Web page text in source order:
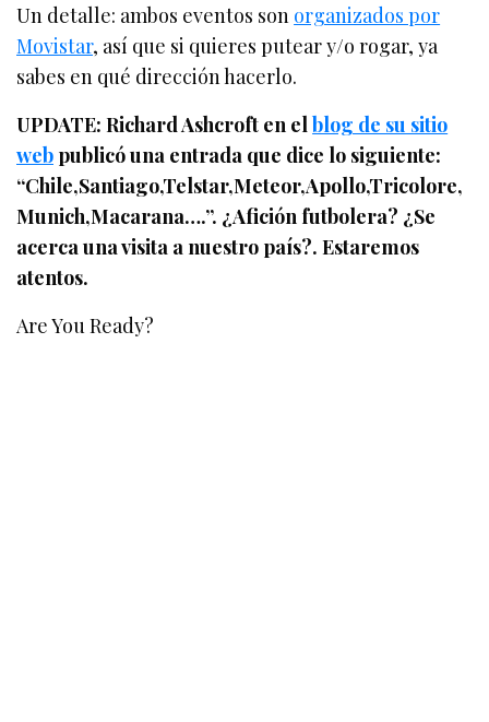
Un detalle: ambos eventos son organizados por
Movistar, así que si quieres putear y/o rogar, ya
sabes en qué dirección hacerlo.
UPDATE: Richard Ashcroft en elblog de su sitio
web publicó una entrada que dice lo siguiente:
“Chile,Santiago,Telstar,Meteor,Apollo,Tricolore,
Munich,Macarana….”. ¿Afición futbolera? ¿Se
acerca una visita a nuestro país?. Estaremos
atentos.
Are You Ready?